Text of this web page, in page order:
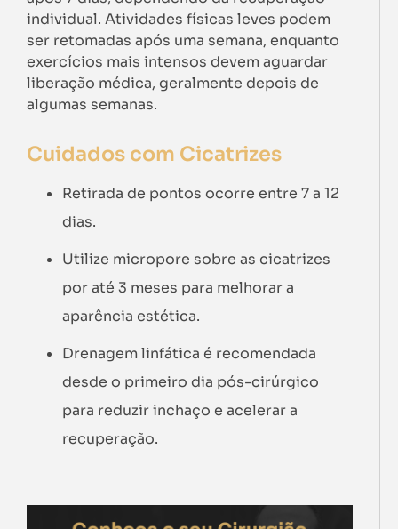
individual. Atividades físicas leves podem
ser retomadas após uma semana, enquanto
exercícios mais intensos devem aguardar
liberação médica, geralmente depois de
algumas semanas.
Cuidados com Cicatrizes
Retirada de pontos ocorre entre 7 a 12
dias.
Utilize micropore sobre as cicatrizes
por até 3 meses para melhorar a
aparência estética.
Drenagem linfática é recomendada
desde o primeiro dia pós-cirúrgico
para reduzir inchaço e acelerar a
recuperação.